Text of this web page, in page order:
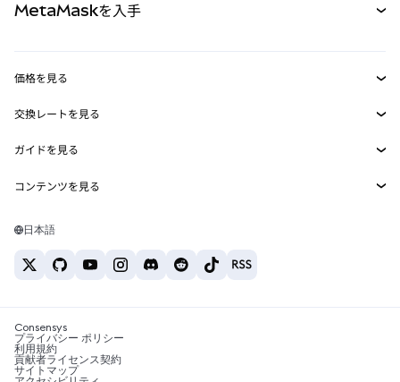
RWA
MetaMask Connect
Snaps
Web3サービス
MetaMaskを入手
セキュリティ
サポート
キャリア
お問い合わせ
価格を見る
イーサリアムの価格
Solanaの価格
Tetherの価格
交換レートを見る
ETH→USD
USDT→INR
BTC→INR
ETH→USDT
ガイドを見る
ETHの購入
USDTの購入
SHIBの購入
BNBの購入
コンテンツを見る
Solanaウォレット
税制関連ニュース
暗号資産の購入方法は？
日本語
Consensys
プライバシー ポリシー
利用規約
貢献者ライセンス契約
サイトマップ